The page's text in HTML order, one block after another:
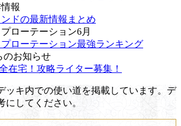
報
ドの最新情報まとめ
ローテーション6月
ローテーション最強ランキング
のお知らせ
在宅！攻略ライター募集！
ッキ内での使い道を掲載しています。デ
にしてください。